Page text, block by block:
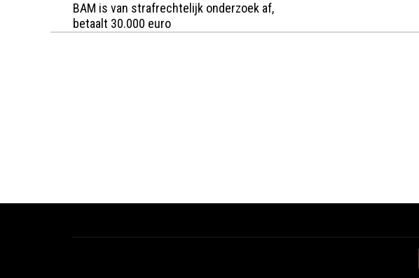
BAM is van strafrechtelijk onderzoek af,
betaalt 30.000 euro